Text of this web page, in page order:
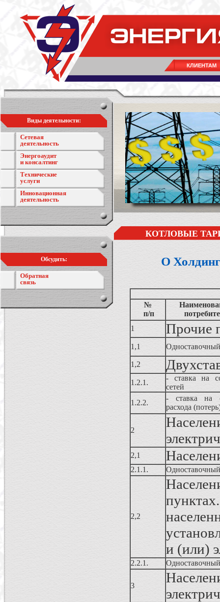
КЛИЕНТАМ
Виды деятельности:
Сетевая
деятельность
Энергоаудит
и консалтинг
Технические
услуги
Инновационная
деятельность
Обсудить:
Обратная
связь
КОТЛОВЫЕ
О
№
п/п
1
Прочие
1,1
1,2
1.2.1.
- ставка на
сетей
1.2.2.
- ставка на
расхода
2
2,1
2.1.1.
2,2
и (или)
2.2.1.
3